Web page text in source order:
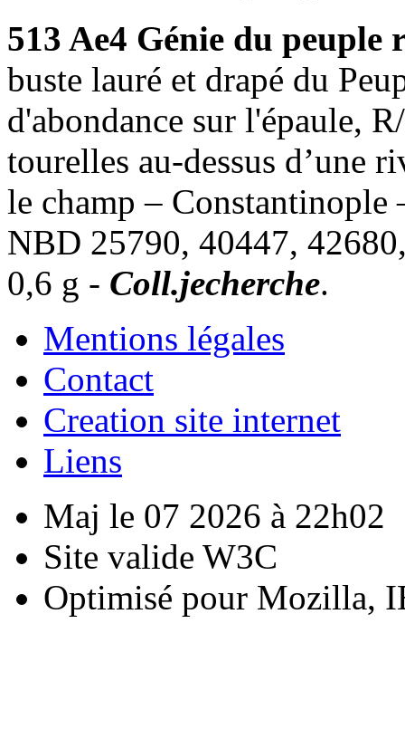
513 Ae4 Génie du peuple
buste lauré et drapé du
d'abondance sur l'épaule,
tourelles au-dessus d’une
le champ –
NBD 25790, 40447,
0,6 g - Coll.jecherche.
Mentions légales
Contact
Creation site internet
Liens
Maj le 07 2026 à 22h02
Site valide W3C
Optimisé pour Mozilla,